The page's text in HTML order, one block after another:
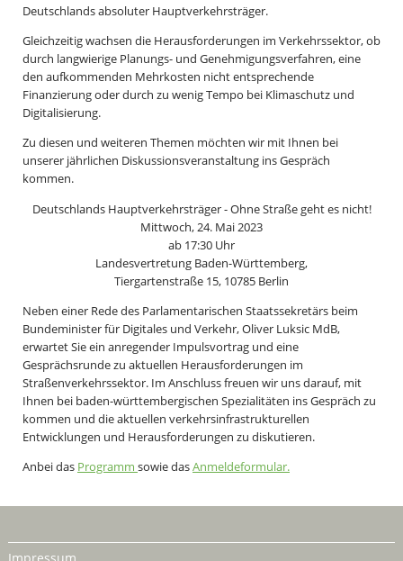
Deutschlands absoluter Hauptverkehrsträger.
Gleichzeitig wachsen die Herausforderungen im Verkehrssektor, ob
durch langwierige Planungs- und Genehmigungsverfahren, eine
den aufkommenden Mehrkosten nicht entsprechende
Finanzierung oder durch zu wenig Tempo bei Klimaschutz und
Digitalisierung.
Zu diesen und weiteren Themen möchten wir mit Ihnen bei
unserer jährlichen Diskussionsveranstaltung ins Gespräch
kommen.
Deutschlands Hauptverkehrsträger - Ohne Straße geht es nicht!
Mittwoch, 24. Mai 2023
ab 17:30 Uhr
Landesvertretung Baden-Württemberg,
Tiergartenstraße 15, 10785 Berlin
Neben einer Rede des Parlamentarischen Staatssekretärs beim
Bundeminister für Digitales und Verkehr, Oliver Luksic MdB,
erwartet Sie ein anregender Impulsvortrag und eine
Gesprächsrunde zu aktuellen Herausforderungen im
Straßenverkehrssektor. Im Anschluss freuen wir uns darauf, mit
Ihnen bei baden-württembergischen Spezialitäten ins Gespräch zu
kommen und die aktuellen verkehrsinfrastrukturellen
Entwicklungen und Herausforderungen zu diskutieren.
Anbei das Programm sowie dasAnmeldeformular.
Impressum